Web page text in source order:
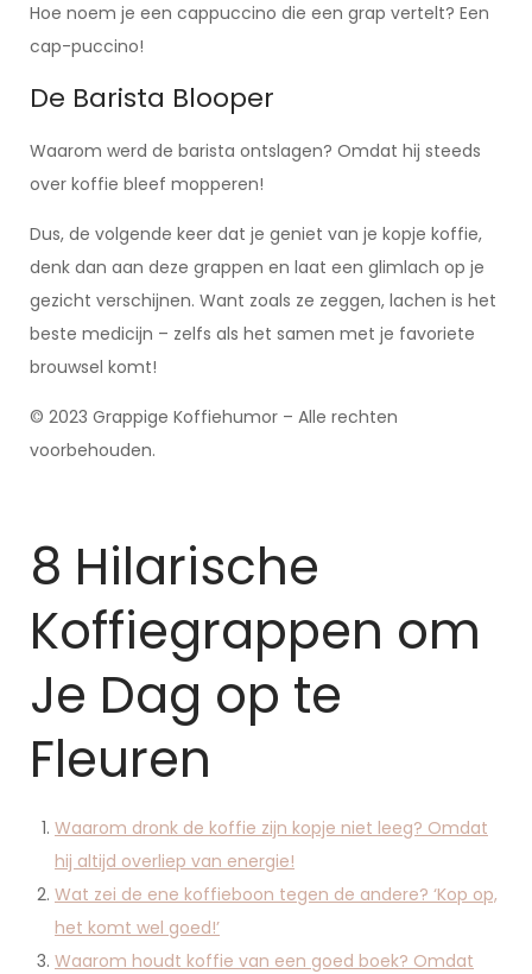
Hoe noem je een cappuccino die een grap vertelt? Een
cap-puccino!
De Barista Blooper
Waarom werd de barista ontslagen? Omdat hij steeds
over koffie bleef mopperen!
Dus, de volgende keer dat je geniet van je kopje koffie,
denk dan aan deze grappen en laat een glimlach op je
gezicht verschijnen. Want zoals ze zeggen, lachen is het
beste medicijn – zelfs als het samen met je favoriete
brouwsel komt!
© 2023 Grappige Koffiehumor – Alle rechten
voorbehouden.
8 Hilarische
Koffiegrappen om
Je Dag op te
Fleuren
Waarom dronk de koffie zijn kopje niet leeg? Omdat
hij altijd overliep van energie!
Wat zei de ene koffieboon tegen de andere? ‘Kop op,
het komt wel goed!’
Waarom houdt koffie van een goed boek? Omdat